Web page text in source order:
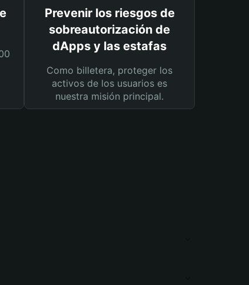
Prevenir los riesgos de
sobreautorización de
dApps y las estafas
Como billetera, proteger los
activos de los usuarios es
nuestra misión principal.